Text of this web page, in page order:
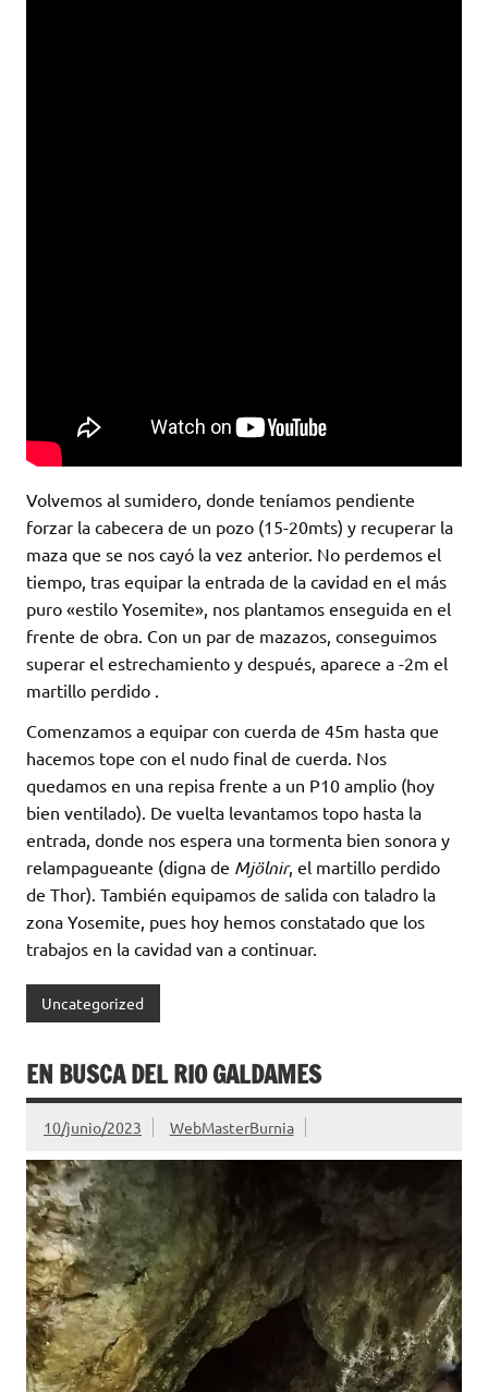
Volvemos al sumidero, donde teníamos pendiente
forzar la cabecera de un pozo (15-20mts) y recuperar la
maza que se nos cayó la vez anterior. No perdemos el
tiempo, tras equipar la entrada de la cavidad en el más
puro «estilo Yosemite», nos plantamos enseguida en el
frente de obra. Con un par de mazazos, conseguimos
superar el estrechamiento y después, aparece a -2m el
martillo perdido .
Comenzamos a equipar con cuerda de 45m hasta que
hacemos tope con el nudo final de cuerda. Nos
quedamos en una repisa frente a un P10 amplio (hoy
bien ventilado). De vuelta levantamos topo hasta la
entrada, donde nos espera una tormenta bien sonora y
relampagueante (digna de Mjölnir, el martillo perdido
de Thor). También equipamos de salida con taladro la
zona Yosemite, pues hoy hemos constatado que los
trabajos en la cavidad van a continuar.
Uncategorized
EN BUSCA DEL RIO GALDAMES
10/junio/2023 WebMasterBurnia